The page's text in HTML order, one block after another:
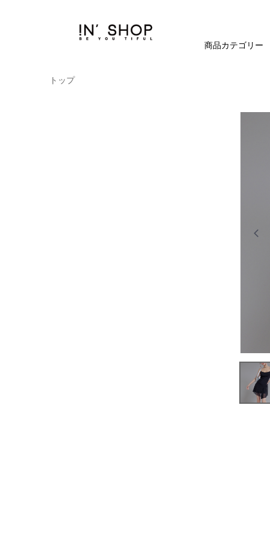
商品カテゴリー
トップ